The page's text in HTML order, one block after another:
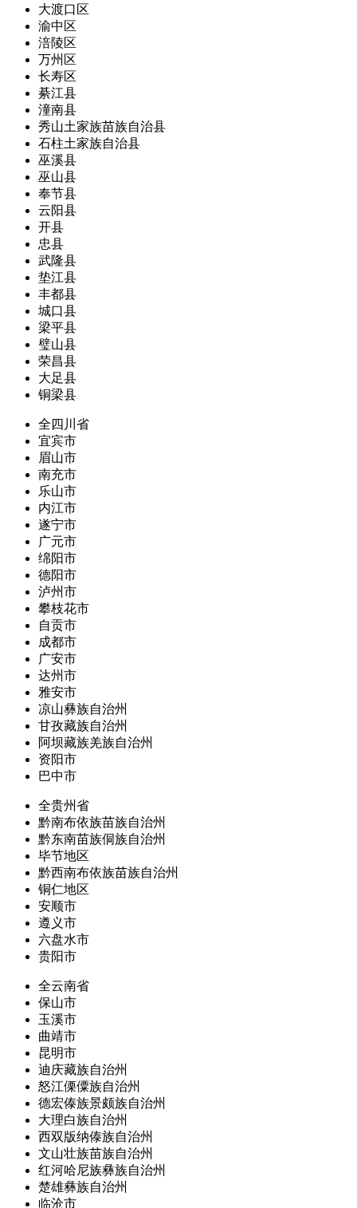
大渡口区
渝中区
涪陵区
万州区
长寿区
綦江县
潼南县
秀山土家族苗族自治县
石柱土家族自治县
巫溪县
巫山县
奉节县
云阳县
开县
忠县
武隆县
垫江县
丰都县
城口县
梁平县
璧山县
荣昌县
大足县
铜梁县
全四川省
宜宾市
眉山市
南充市
乐山市
内江市
遂宁市
广元市
绵阳市
德阳市
泸州市
攀枝花市
自贡市
成都市
广安市
达州市
雅安市
凉山彝族自治州
甘孜藏族自治州
阿坝藏族羌族自治州
资阳市
巴中市
全贵州省
黔南布依族苗族自治州
黔东南苗族侗族自治州
毕节地区
黔西南布依族苗族自治州
铜仁地区
安顺市
遵义市
六盘水市
贵阳市
全云南省
保山市
玉溪市
曲靖市
昆明市
迪庆藏族自治州
怒江傈僳族自治州
德宏傣族景颇族自治州
大理白族自治州
西双版纳傣族自治州
文山壮族苗族自治州
红河哈尼族彝族自治州
楚雄彝族自治州
临沧市